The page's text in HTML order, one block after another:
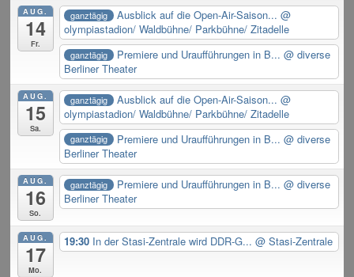
AUG.
14
Fr.
ganztägig Ausblick auf die Open-Air-Saison... @
olympiastadion/ Waldbühne/ Parkbühne/ Zitadelle
ganztägig Premiere und Uraufführungen in B... @ diverse
Berliner Theater
AUG.
15
Sa.
ganztägig Ausblick auf die Open-Air-Saison... @
olympiastadion/ Waldbühne/ Parkbühne/ Zitadelle
ganztägig Premiere und Uraufführungen in B... @ diverse
Berliner Theater
AUG.
16
So.
ganztägig Premiere und Uraufführungen in B... @ diverse
Berliner Theater
AUG.
17
Mo.
19:30 In der Stasi-Zentrale wird DDR-G...@ Stasi-Zentrale